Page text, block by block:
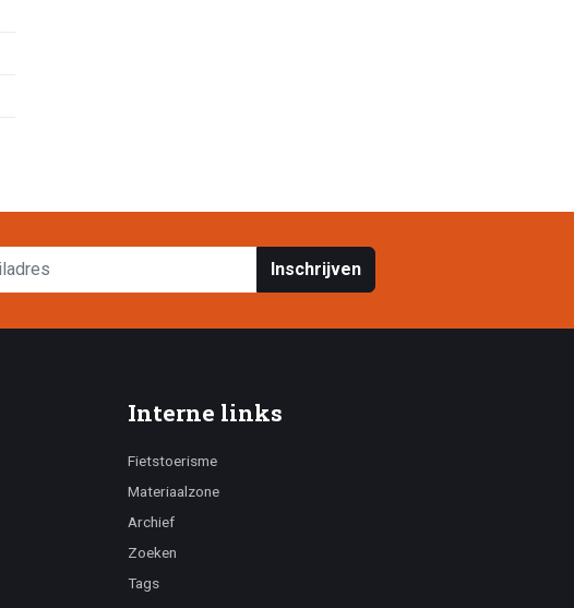
Inschrijven
Interne links
Fietstoerisme
Materiaalzone
Archief
Zoeken
Tags